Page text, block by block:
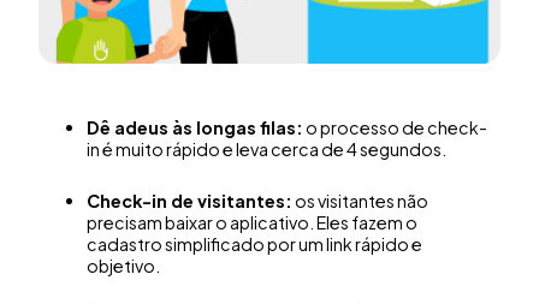
Dê adeus às longas filas: o processo de check-
in é muito rápido e leva cerca de 4 segundos.
Check-in de visitantes: os visitantes não
precisam baixar o aplicativo. Eles fazem o
cadastro simplificado por um link rápido e
objetivo.